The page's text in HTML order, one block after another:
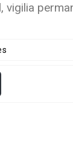
vigilia